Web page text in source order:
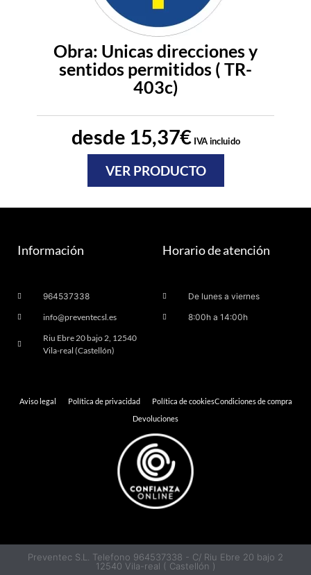
Obra: Unicas direcciones y
sentidos permitidos ( TR-
403c)
desde 15,37€ IVA incluido
VER PRODUCTO
Información
964537338
info@preventecsl.es
Riu Ebre 20 bajo 2, 12540
Vila-real (Castellón)
Horario de atención
De lunes a viernes
8:00h a 14:00h
Aviso legal Política de privacidad Política de cookiesCondiciones de compra
Devoluciones
Preventec S.L. Telefono 964537338 - C/ Riu Ebre 20 bajo 2
12540 Vila-real ( Castellón )